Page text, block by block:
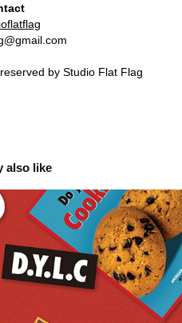
by Studio Flat Flag
also like
Cookies? 두유라이크 쿠
랜딩